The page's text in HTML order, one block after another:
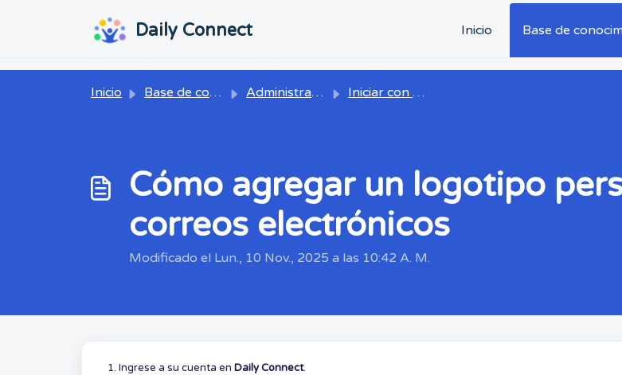
Daily Connect Inicio Base de
Inicio Base de conocimientos Administrador Iniciar con Daily Connect
Cómo agregar un logotipo
correos electrónicos
Modificado el Lun., 10 Nov., 2025 a las 10:42 A. M.
1. Ingrese a su cuenta en Daily Connect.